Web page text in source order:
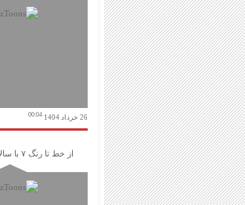
26 خرداد 1404 00:04
از خط تا رنگ ۷ با سالار عشرت خواه